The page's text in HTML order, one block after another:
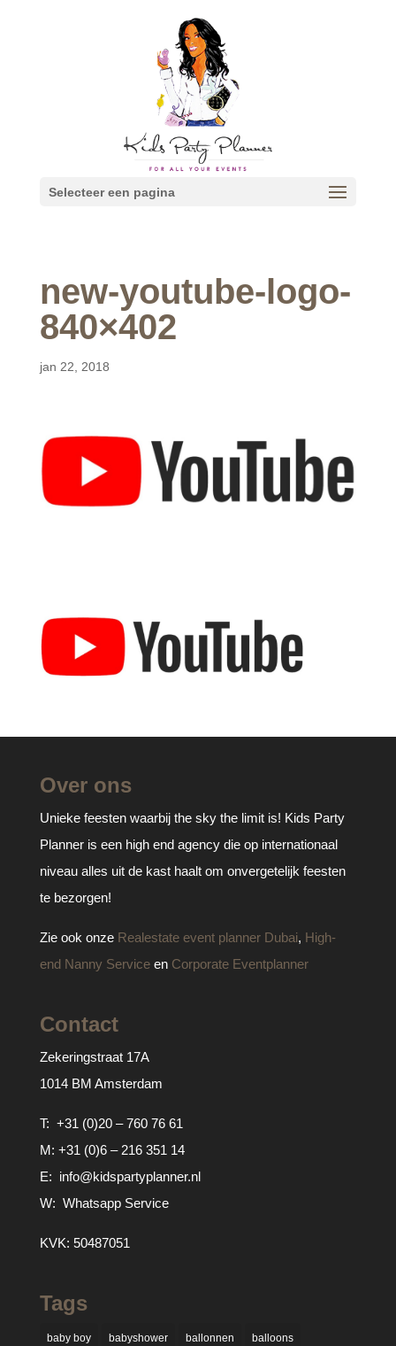
Selecteer een pagina
new-youtube-logo-
840×402
jan 22, 2018
Over ons
Unieke feesten waarbij the sky the limit is! Kids Party
Planner is een high end agency die op internationaal
niveau alles uit de kast haalt om onvergetelijk feesten
te bezorgen!
Zie ook onze Realestate event planner Dubai, High-
end Nanny Serviceen Corporate Eventplanner
Contact
Zekeringstraat 17A
1014 BM Amsterdam
T: +31 (0)20 – 760 76 61
M: +31 (0)6 – 216 351 14
E: info@kidspartyplanner.nl
W: Whatsapp Service
KVK: 50487051
Tags
baby boy babyshower ballonnen balloons